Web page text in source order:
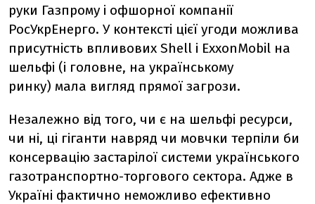
руки Газпрому і офшорної компанії
РосУкрЕнерго. У контексті цієї угоди можлива
присутність впливових Shell і ExxonMobil на
шельфі (і головне, на українському
ринку) мала вигляд прямої загрози.
Незалежно від того, чи є на шельфі ресурси,
чи ні, ці гіганти навряд чи мовчки терпіли би
консервацію застарілої системи українського
газотранспортно-торгового сектора. Адже в
Україні фактично неможливо ефективно